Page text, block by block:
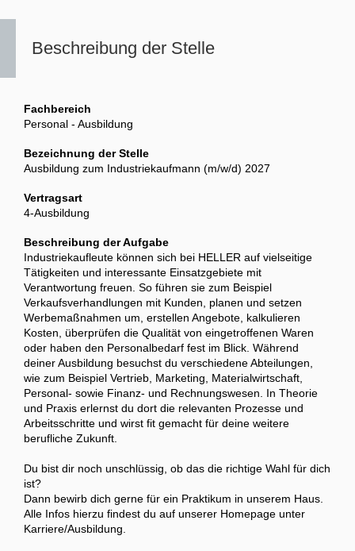
Beschreibung der Stelle
Fachbereich
Personal - Ausbildung
Bezeichnung der Stelle
Ausbildung zum Industriekaufmann (m/w/d) 2027
Vertragsart
4-Ausbildung
Beschreibung der Aufgabe
Industriekaufleute können sich bei HELLER auf vielseitige
Tätigkeiten und interessante Einsatzgebiete mit
Verantwortung freuen. So führen sie zum Beispiel
Verkaufsverhandlungen mit Kunden, planen und setzen
Werbemaßnahmen um, erstellen Angebote, kalkulieren
Kosten, überprüfen die Qualität von eingetroffenen Waren
oder haben den Personalbedarf fest im Blick. Während
deiner Ausbildung besuchst du verschiedene Abteilungen,
wie zum Beispiel Vertrieb, Marketing, Materialwirtschaft,
Personal- sowie Finanz- und Rechnungswesen. In Theorie
und Praxis erlernst du dort die relevanten Prozesse und
Arbeitsschritte und wirst fit gemacht für deine weitere
berufliche Zukunft.
Du bist dir noch unschlüssig, ob das die richtige Wahl für dich
ist?
Dann bewirb dich gerne für ein Praktikum in unserem Haus.
Alle Infos hierzu findest du auf unserer Homepage unter
Karriere/Ausbildung.